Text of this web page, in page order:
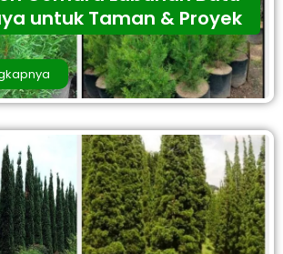
untuk Taman & Proyek